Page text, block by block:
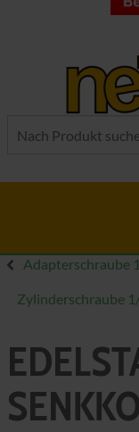
Adapterschraube
Zylinderschraube